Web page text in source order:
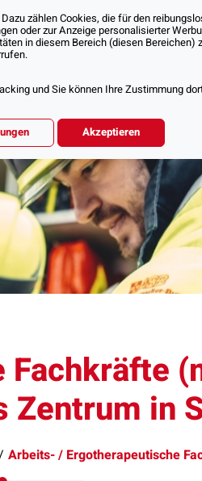
Angebote Jobs & Karriere
in
Arbeits- / Ergotherapeutische
zählen Cookies, die für den
oder zur Anzeige personalisierter
in diesem Bereich (diesen Bereichen)
und Sie können Ihre Zustimmung
Akzeptieren